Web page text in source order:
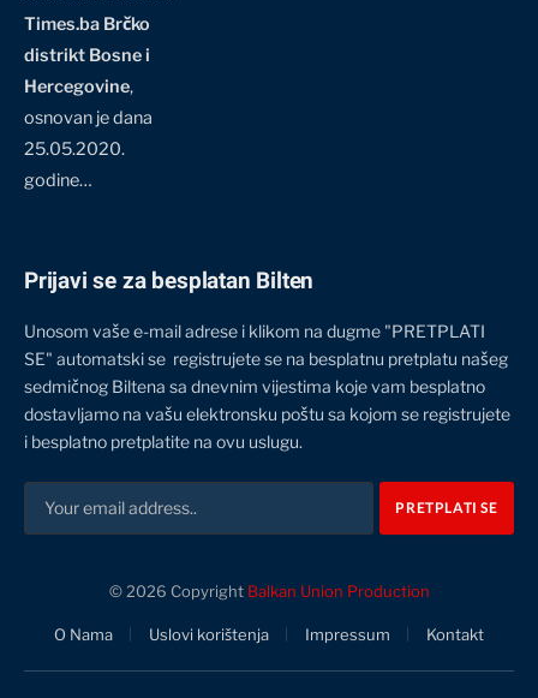
Times.ba Brčko
distrikt Bosne i
Hercegovine,
osnovan je dana
25.05.2020.
godine…
Prijavi se za besplatan Bilten
Unosom vaše e-mail adrese i klikom na dugme "PRETPLATI
SE" automatski se registrujete se na besplatnu pretplatu našeg
sedmičnog Biltena sa dnevnim vijestima koje vam besplatno
dostavljamo na vašu elektronsku poštu sa kojom se registrujete
i besplatno pretplatite na ovu uslugu.
© 2026 Copyright Balkan Union Production
O Nama Uslovi korištenja Impressum Kontakt